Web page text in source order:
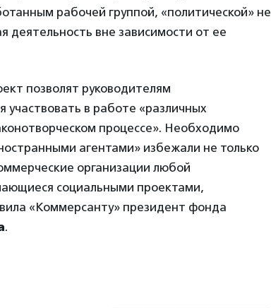
рабочей группой, «политической» не
деятельность вне зависимости от ее
позволят руководителям
в работе «различных
процессе». Необходимо
агентами» избежали не только
организации любой
социальными проектами,
«Коммерсанту» президент фонда
.